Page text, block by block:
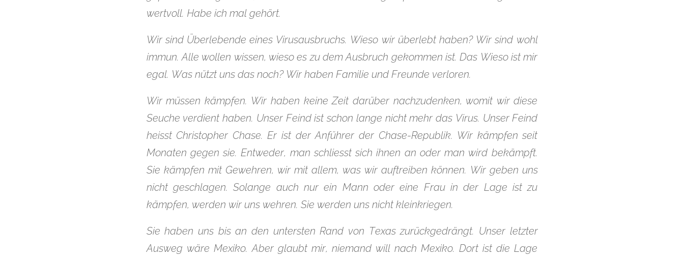
wertvoll. Habe ich mal gehört.
Wir sind Überlebende eines Virusausbruchs. Wieso wir überlebt haben? Wir sind wohl
immun. Alle wollen wissen, wieso es zu dem Ausbruch gekommen ist. Das Wieso ist mir
egal. Was nützt uns das noch? Wir haben Familie und Freunde verloren.
Wir müssen kämpfen. Wir haben keine Zeit darüber nachzudenken, womit wir diese
Seuche verdient haben. Unser Feind ist schon lange nicht mehr das Virus. Unser Feind
heisst Christopher Chase. Er ist der Anführer der Chase-Republik. Wir kämpfen seit
Monaten gegen sie. Entweder, man schliesst sich ihnen an oder man wird bekämpft.
Sie kämpfen mit Gewehren, wir mit allem, was wir auftreiben können. Wir geben uns
nicht geschlagen. Solange auch nur ein Mann oder eine Frau in der Lage ist zu
kämpfen, werden wir uns wehren. Sie werden uns nicht kleinkriegen.
Sie haben uns bis an den untersten Rand von Texas zurückgedrängt. Unser letzter
Ausweg wäre Mexiko. Aber glaubt mir, niemand will nach Mexiko. Dort ist die Lage